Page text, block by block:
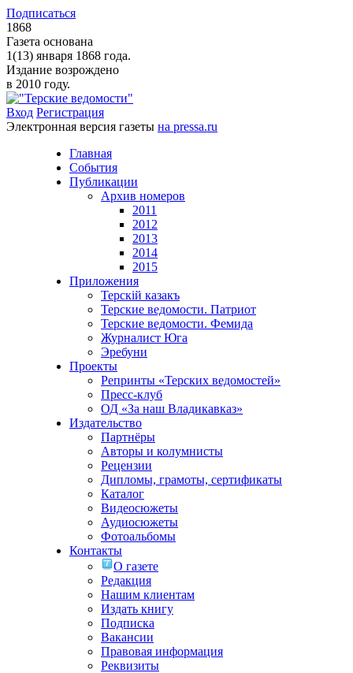
Подписаться
1868
Газета основана
1(13) января 1868 года.
Издание возрождено
в 2010 году.
Вход Регистрация
Электронная версия газеты на pressa.ru
Главная
События
Публикации
Архив номеров
2011
2012
2013
2014
2015
Приложения
Терскiй казакъ
Терские ведомости. Патриот
Терские ведомости. Фемида
Журналист Юга
Эребуни
Проекты
Репринты «Терских ведомостей»
Пресс-клуб
ОД «За наш Владикавказ»
Издательство
Партнёры
Авторы и колумнисты
Рецензии
Дипломы, грамоты, сертификаты
Каталог
Видеосюжеты
Аудиосюжеты
Фотоальбомы
Контакты
О газете
Редакция
Нашим клиентам
Издать книгу
Подписка
Вакансии
Правовая информация
Реквизиты